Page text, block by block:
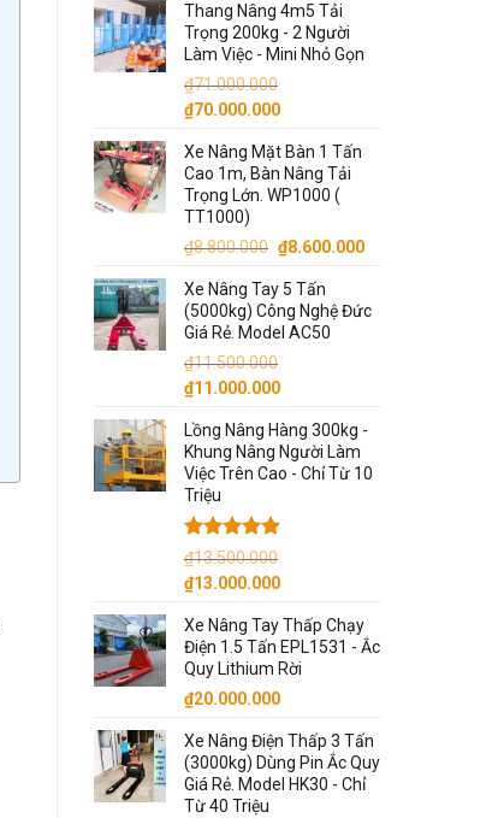
Thang Nâng 4m5 Tải
Trọng 200kg - 2 Người
Làm Việc - Mini Nhỏ Gọn
₫71.000.000
Giá
là:
₫71.000.000.
₫70.000.000Giá
tại
là:
₫70.000.000.
Xe Nâng Mặt Bàn 1 Tấn
Cao 1m, Bàn Nâng Tải
Trọng Lớn. WP1000 (
TT1000)
₫8.800.000 Giá
là:
₫8.800.000.
₫8.600.000Giá
là:
Xe Nâng Tay 5 Tấn
(5000kg) Công Nghệ Đức
Giá Rẻ. Model AC50
₫11.500.000
Giá
là:
₫11.500.000.
₫11.000.000Giá
tại
là:
₫11.000.000.
Lồng Nâng Hàng 300kg -
Khung Nâng Người Làm
Việc Trên Cao - Chỉ Từ 10
Triệu
Được xếp
hạng5.00
5 sao
₫13.500.000
Giá
là:
₫13.500.000.
₫13.000.000Giá
tại
là:
₫13.000.000.
Xe Nâng Tay Thấp Chạy
Điện 1.5 Tấn EPL1531 - Ắc
Quy Lithium Rời
₫20.000.000
Xe Nâng Điện Thấp 3 Tấn
(3000kg) Dùng Pin Ắc Quy
Giá Rẻ. Model HK30 - Chỉ
Từ 40 Triệu